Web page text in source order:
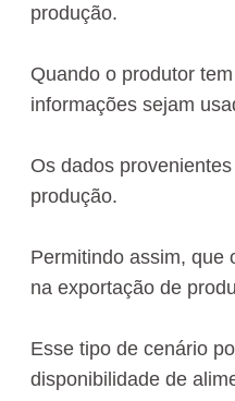
produção.
Quando o produtor
informações sejam
Os dados
produção.
Permitindo assim, que
na exportação de
Esse tipo de cenário
disponibilidade de